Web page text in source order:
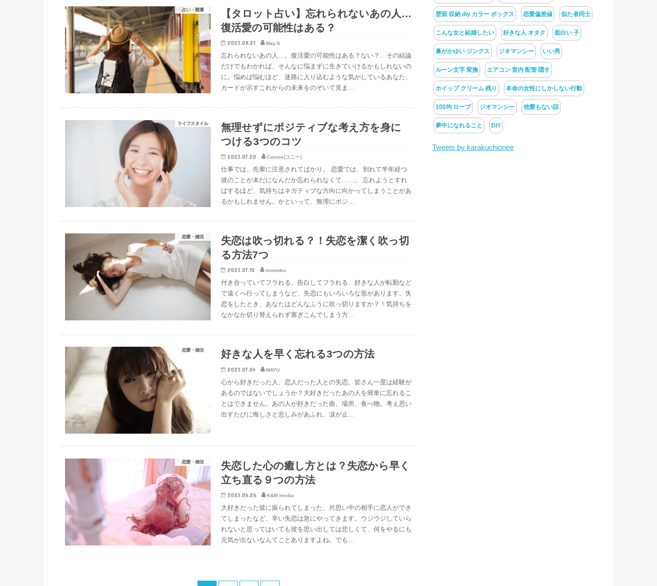
占い・開運
【タロット占い】忘れられないあの人…
復活愛の可能性はある？
2023.08.21 May.S
忘れられないあの人…。復活愛の可能性はある？ない？…その結論
だけでもわかれば、そんなに悩まずに生きていけるかもしれないの
に。悩めば悩むほど、迷路に入り込むような気がしているあなた、
カードが示すこれからの未来をのぞいて見ま…
ライフスタイル
無理せずにポジティブな考え方を身に
つける3つのコツ
2023.07.20 Connie(コニー）
仕事では、先輩に注意されてばかり。 恋愛では、別れて半年経つ
彼のことが未だになんだか忘れられなくて……。 忘れようとすれ
ばするほど、気持ちはネガティブな方向に向かってしまうことがあ
るかもしれません。かといって、無理にポジ…
恋愛・婚活
失恋は吹っ切れる？！失恋を潔く吹っ切
る方法7つ
2023.07.10 momoko
付き合っていてフラれる、告白してフラれる、好きな人が転勤など
で遠くへ行ってしまうなど、失恋にもいろいろな形があります。失
恋をしたとき、あなたはどんなふうに吹っ切りますか？！気持ちを
なかなか切り替えられず塞ぎこんでしまう方…
恋愛・婚活 好きな人を早く忘れる3つの方法
2023.07.04 MAYU
心から好きだった人、恋人だった人との失恋。皆さん一度は経験が
あるのではないでしょうか？大好きだったあの人を簡単に忘れるこ
とはできません。あの人が好きだった曲、場所、食べ物。考え思い
出すたびに悔しさと悲しみがあふれ、涙が止…
恋愛・婚活
失恋した心の癒し方とは？失恋から早く
立ち直る９つの方法
2023.06.26 K&M media
大好きだった彼に振られてしまった、片思い中の相手に恋人ができ
てしまったなど、辛い失恋は急にやってきます。ウジウジしていら
れないと思ってはいても彼を思い出しては悲しくて、何をやるにも
元気が出ないなんてことありますよね。でも…
壁面 収納 diy カラー ボックス 恋愛偏差値 似た者同士
こんな女と結婚したい 好きな人 オタク 面白い 子
鼻がかゆい ジンクス ジオマンシー いい男
ルーン文字 変換 エアコン 室内 配管 隠す
ホイップ クリーム 残り 本命の女性にしかしない行動
100均 ロープ ジオマンシー 他愛もない話
夢中になれること DIY
Tweets by karakuchionee